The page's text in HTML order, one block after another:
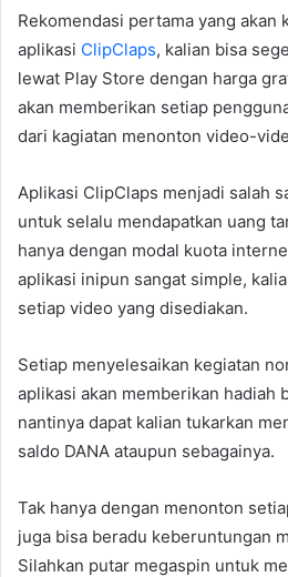
Rekomendasi pertama yang akan
aplikasi ClipClaps, kalian bisa
lewat Play Store dengan harga
akan memberikan setiap
dari kagiatan menonton video-
Aplikasi ClipClaps menjadi salah
untuk selalu mendapatkan uang
hanya dengan modal kuota
aplikasi inipun sangat simple,
setiap video yang disediakan.
Setiap menyelesaikan kegiatan
aplikasi akan memberikan hadiah
nantinya dapat kalian tukarkan
saldo DANA ataupun sebagainya.
Tak hanya dengan menonton
juga bisa beradu keberuntungan
Silahkan putar megaspin untuk